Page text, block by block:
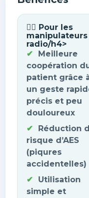
👩‍⚕️ Pour les
manipulateurs
radio/h4>
Meilleure
coopération
patient grâce
un geste
précis et peu
douloureux
Réduction
risque d’AES
(piqures
accidentelles)
Utilisation
simple et